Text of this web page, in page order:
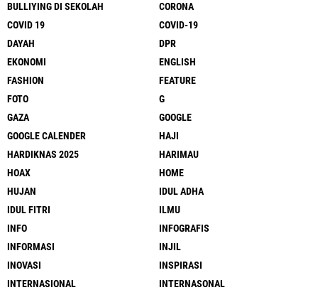
BULLIYING DI SEKOLAH
CORONA
COVID 19
COVID-19
DAYAH
DPR
EKONOMI
ENGLISH
FASHION
FEATURE
FOTO
G
GAZA
GOOGLE
GOOGLE CALENDER
HAJI
HARDIKNAS 2025
HARIMAU
HOAX
HOME
HUJAN
IDUL ADHA
IDUL FITRI
ILMU
INFO
INFOGRAFIS
INFORMASI
INJIL
INOVASI
INSPIRASI
INTERNASIONAL
INTERNASONAL